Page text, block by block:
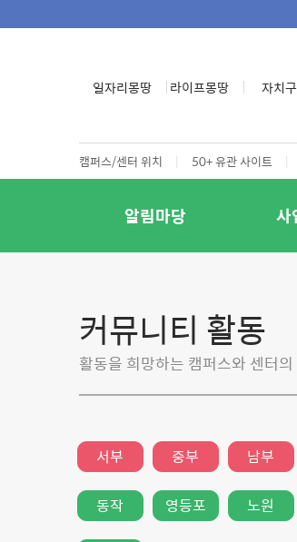
일자리몽땅 라이프몽땅 자치
캠퍼스/센터 위치 | 50+ 유관 사이트 |
알림마당 사
커뮤니티 활동
활동을 희망하는 캠퍼스와 센터
서부 중부 남부
동작 영등포 노원